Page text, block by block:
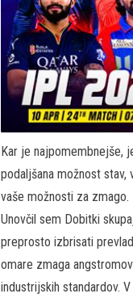
Kar je najpomembnejše,
podaljšana možnost
vaše možnosti za
Unovčil sem Dobitki
preprosto izbrisati
omare zmaga
industrijskih standardov.